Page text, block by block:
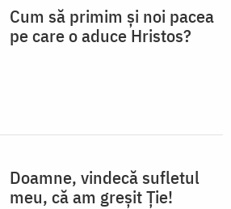
Cum să primim și noi pacea
pe care o aduce Hristos?
Doamne, vindecă sufletul
meu, că am greșit Ție!